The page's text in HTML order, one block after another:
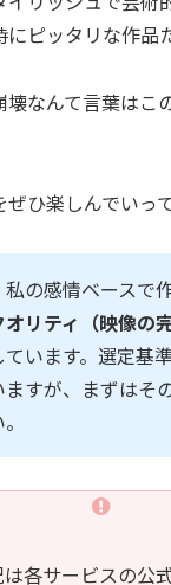
ピッタリな作品
なんて言葉はこ
ひ楽しんでいっ
の感情ベースで
リティ（映像の完
います。選定基
すが、まずはそ
各サービスの公